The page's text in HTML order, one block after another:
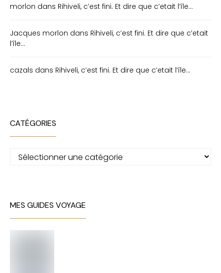
morlon dans Rihiveli, c’est fini. Et dire que c’etait l’île…
Jacques morlon dans Rihiveli, c’est fini. Et dire que c’etait
l’île…
cazals dans Rihiveli, c’est fini. Et dire que c’etait l’île…
CATÉGORIES
Catégories
MES GUIDES VOYAGE